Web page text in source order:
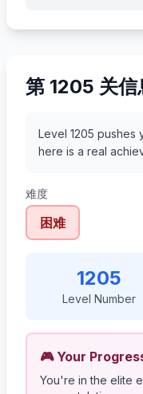
第 1205 关信
Level 1205 pushes
here is a real
难度
困难
1205
Level Number
🎮 Your
You're in the elite